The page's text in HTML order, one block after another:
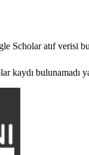
Scholar atıf verisi
kaydı bulunamadı